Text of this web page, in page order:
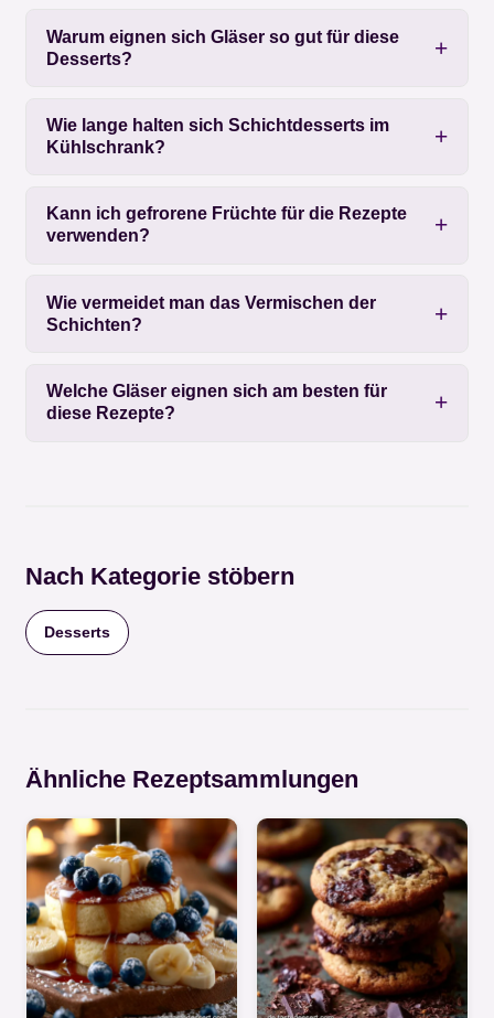
Warum eignen sich Gläser so gut für diese
Desserts?
Wie lange halten sich Schichtdesserts im
Kühlschrank?
Kann ich gefrorene Früchte für die Rezepte
verwenden?
Wie vermeidet man das Vermischen der
Schichten?
Welche Gläser eignen sich am besten für
diese Rezepte?
Nach Kategorie stöbern
Desserts
Ähnliche Rezeptsammlungen